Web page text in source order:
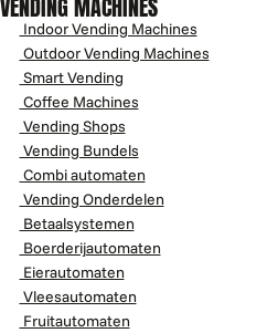
Indoor Vending Machines
Outdoor Vending Machines
Smart Vending
Coffee Machines
Vending Shops
Vending Bundels
Combi automaten
Vending Onderdelen
Betaalsystemen
Boerderijautomaten
Eierautomaten
Vleesautomaten
Fruitautomaten